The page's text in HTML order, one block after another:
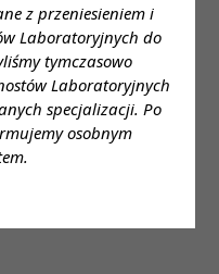
z przeniesieniem i
Laboratoryjnych do
tymczasowo
Laboratoryjnych
specjalizacji. Po
osobnym
66, Kraków
gwarantowane